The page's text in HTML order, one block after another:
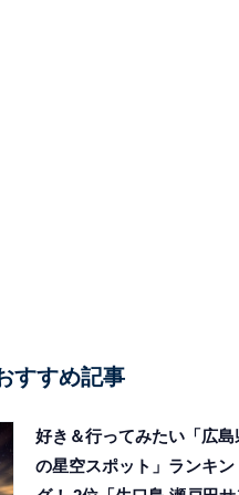
すすめ記事
好き＆行ってみたい「広島
の星空スポット」ランキン